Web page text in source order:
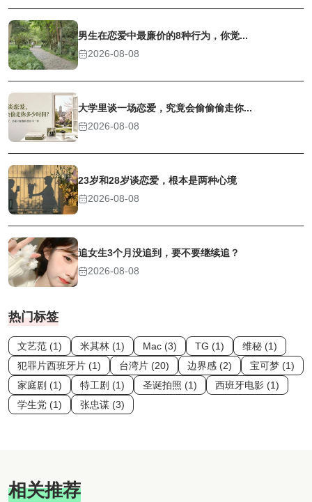
男生在恋爱中最廉价的8种行为，你觉...
2026-08-08
大学里谈一场恋爱，究竟会偷偷偷走你...
2026-08-08
23岁和28岁谈恋爱，根本是两种心境
2026-08-08
追女生3个月没追到，要不要继续追？
2026-08-08
热门标签
文艺范 (1) 米其林 (1) Mac (3) TG (1)
维秘 (1)
犯罪片西班牙片 (1)
台湾片 (20) 边界感 (2)
宝可梦 (1)
家庭剧 (1)
特工剧 (1) 圣诞拍照 (1)
西班牙电影 (1)
学生党 (1)
张忠谋 (3)
相关推荐